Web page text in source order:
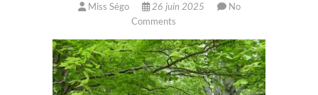
Miss Ségo 26 juin 2025
No
Comments